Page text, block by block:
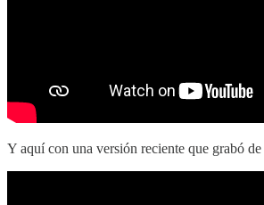
Y aquí con una versión reciente que grabó de